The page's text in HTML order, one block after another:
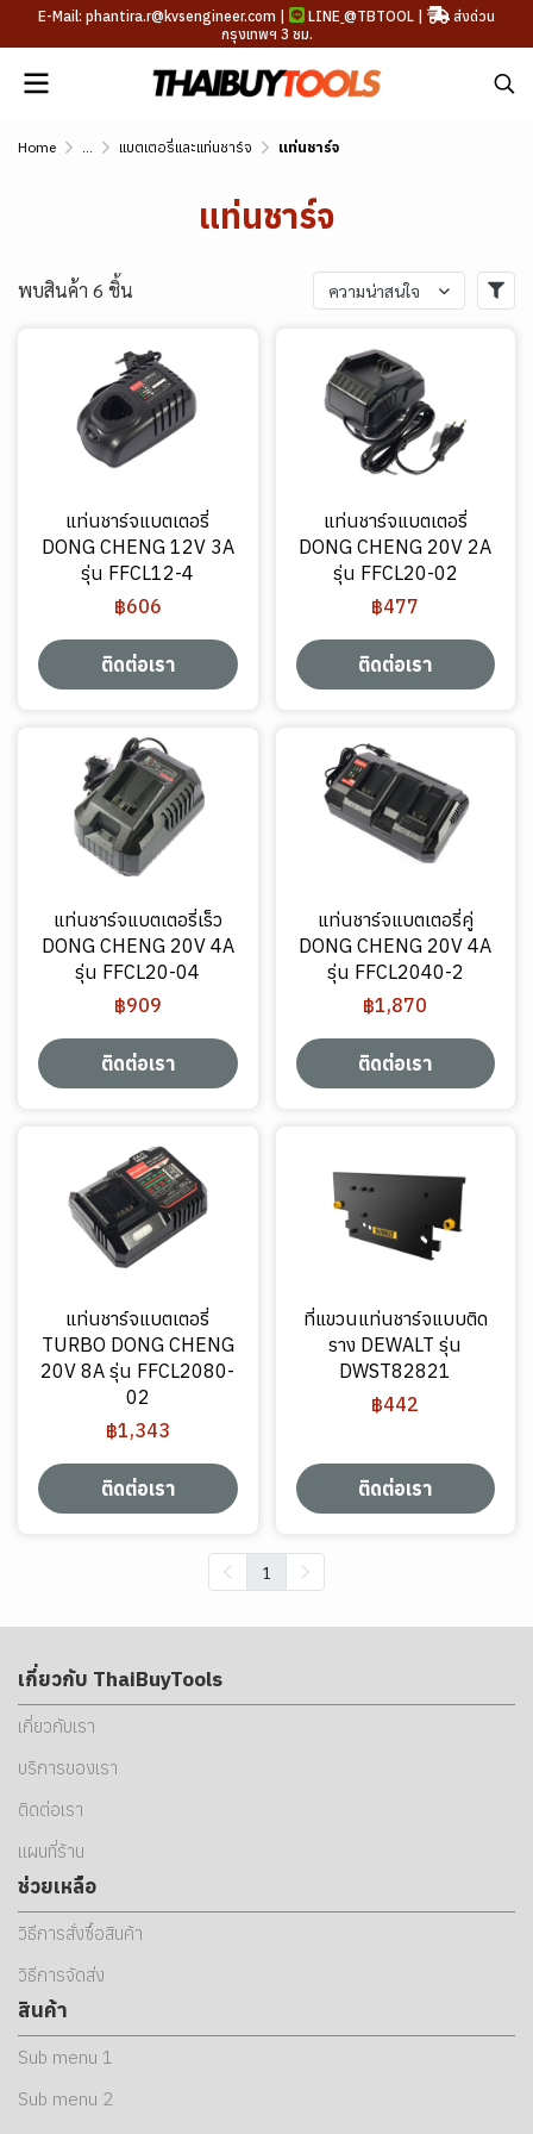
E-Mail: phantira.r@kvsengineer.com | LINE @TBTOOL |
ส่งด่วน
กรุงเทพฯ 3 ชม.
Home ... แบตเตอรี่และแท่นชาร์จ แท่นชาร์จ
แท่นชาร์จ
พบสินค้า 6 ชิ้น ความน่าสนใจ
แท่นชาร์จแบตเตอรี่
DONG CHENG 12V 3A
รุ่น FFCL12-4
฿606
ติดต่อเรา
แท่นชาร์จแบตเตอรี่
DONG CHENG 20V 2A
รุ่น FFCL20-02
฿477
ติดต่อเรา
แท่นชาร์จแบตเตอรี่เร็ว
DONG CHENG 20V 4A
รุ่น FFCL20-04
฿909
ติดต่อเรา
แท่นชาร์จแบตเตอรี่คู่
DONG CHENG 20V 4A
รุ่น FFCL2040-2
฿1,870
ติดต่อเรา
แท่นชาร์จแบตเตอรี่
TURBO DONG CHENG
20V 8A รุ่น FFCL2080-
02
฿1,343
ติดต่อเรา
ที่แขวนแท่นชาร์จแบบติด
ราง DEWALT รุ่น
DWST82821
฿442
ติดต่อเรา
1
เกี่ยวกับ ThaiBuyTools
เกี่ยวกับเรา
บริการของเรา
ติดต่อเรา
แผนที่ร้าน
ช่วยเหลือ
วิธีการสั่งซื้อสินค้า
วิธีการจัดส่ง
สินค้า
Sub menu 1
Sub menu 2